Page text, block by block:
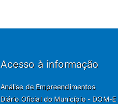
Acesso à informação
Análise de Empreendimentos
Diário Oficial do Município - DOM-E